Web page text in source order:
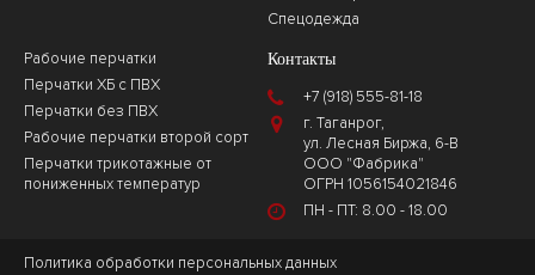
Спецодежда
Рабочие перчатки
Перчатки ХБ с ПВХ
Перчатки без ПВХ
Рабочие перчатки второй сорт
Перчатки трикотажные от
пониженных температур
Контакты
+7 (918) 555-81-18
г. Таганрог,
ул. Лесная Биржа, 6-В
ООО "Фабрика"
ОГРН 1056154021846
ПН - ПТ: 8.00 - 18.00
Политика обработки персональных данных